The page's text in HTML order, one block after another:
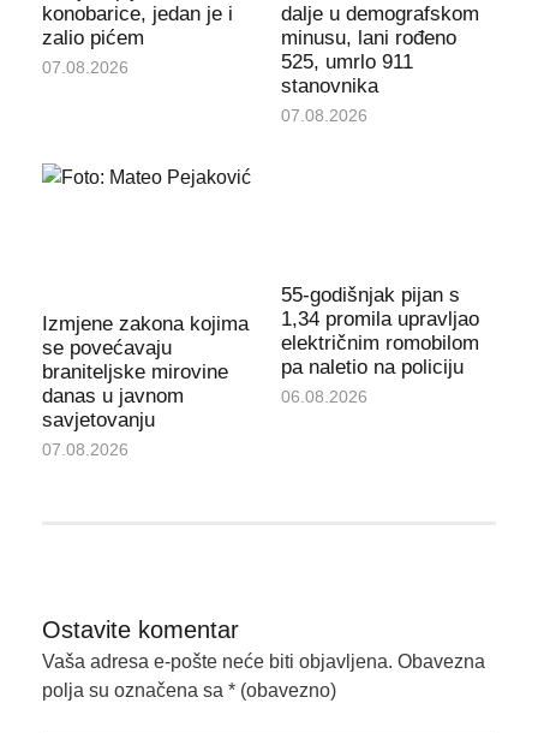
konobarice, jedan je i
zalio pićem
07.08.2026
dalje u demografskom
minusu, lani rođeno
525, umrlo 911
stanovnika
07.08.2026
Izmjene zakona kojima
se povećavaju
braniteljske mirovine
danas u javnom
savjetovanju
07.08.2026
55-godišnjak pijan s
1,34 promila upravljao
električnim romobilom
pa naletio na policiju
06.08.2026
Ostavite komentar
Vaša adresa e-pošte neće biti objavljena. Obavezna
polja su označena sa * (obavezno)